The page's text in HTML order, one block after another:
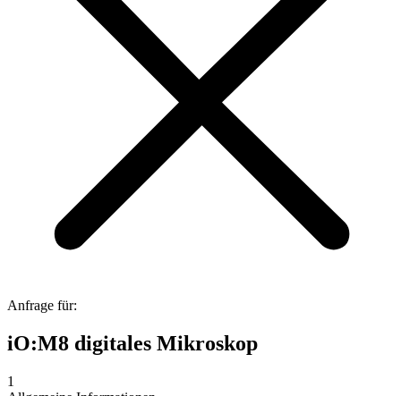
Anfrage für:
iO:M8 digitales Mikroskop
1